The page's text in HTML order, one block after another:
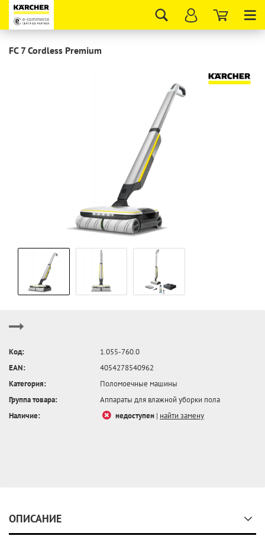
FC 7 Cordless Premium
Код:
1.055-760.0
EAN:
4054278540962
Категория:
Поломоечные машины
Группа товара:
Аппараты для влажной уборки пола
Наличие:
недоступен | найти замену
ОПИСАНИЕ